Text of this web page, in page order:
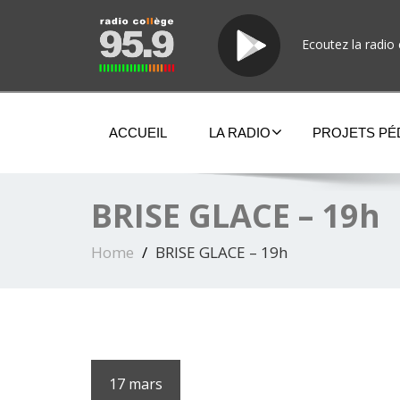
Ecoutez la radio
ACCUEIL LA RADIO PROJETS
BRISE GLACE – 19h
Home BRISE GLACE – 19h
17 mars